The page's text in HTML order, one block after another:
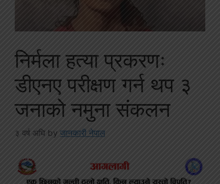
निर्मला हत्या प्रकरणः
डीएनए परीक्षण गर्न थप ३
जनाको नमुना संकलन
३ वर्ष अघि by जानकारी नेपाल